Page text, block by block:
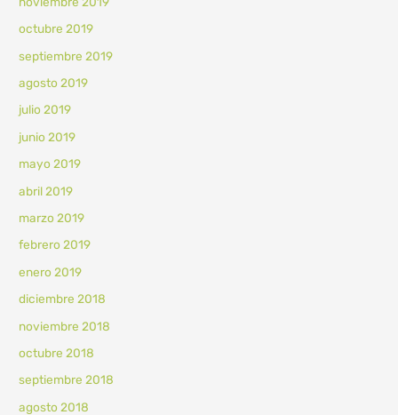
octubre 2019
septiembre 2019
agosto 2019
julio 2019
junio 2019
mayo 2019
abril 2019
marzo 2019
febrero 2019
enero 2019
diciembre 2018
noviembre 2018
octubre 2018
septiembre 2018
agosto 2018